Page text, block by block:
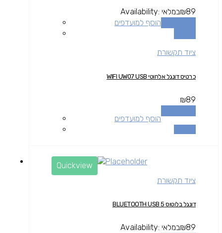
₪89
Availability: במלאי
הוסף למועדפים
ציוד תקשורת
כרטיס דונגל אלחוטי WIFI UW07 USB
₪89
הוסף למועדפים
Quickview
ציוד תקשורת
דונגל בלוטוס BLUETOOTH USB 5
₪89
Availability: במלאי